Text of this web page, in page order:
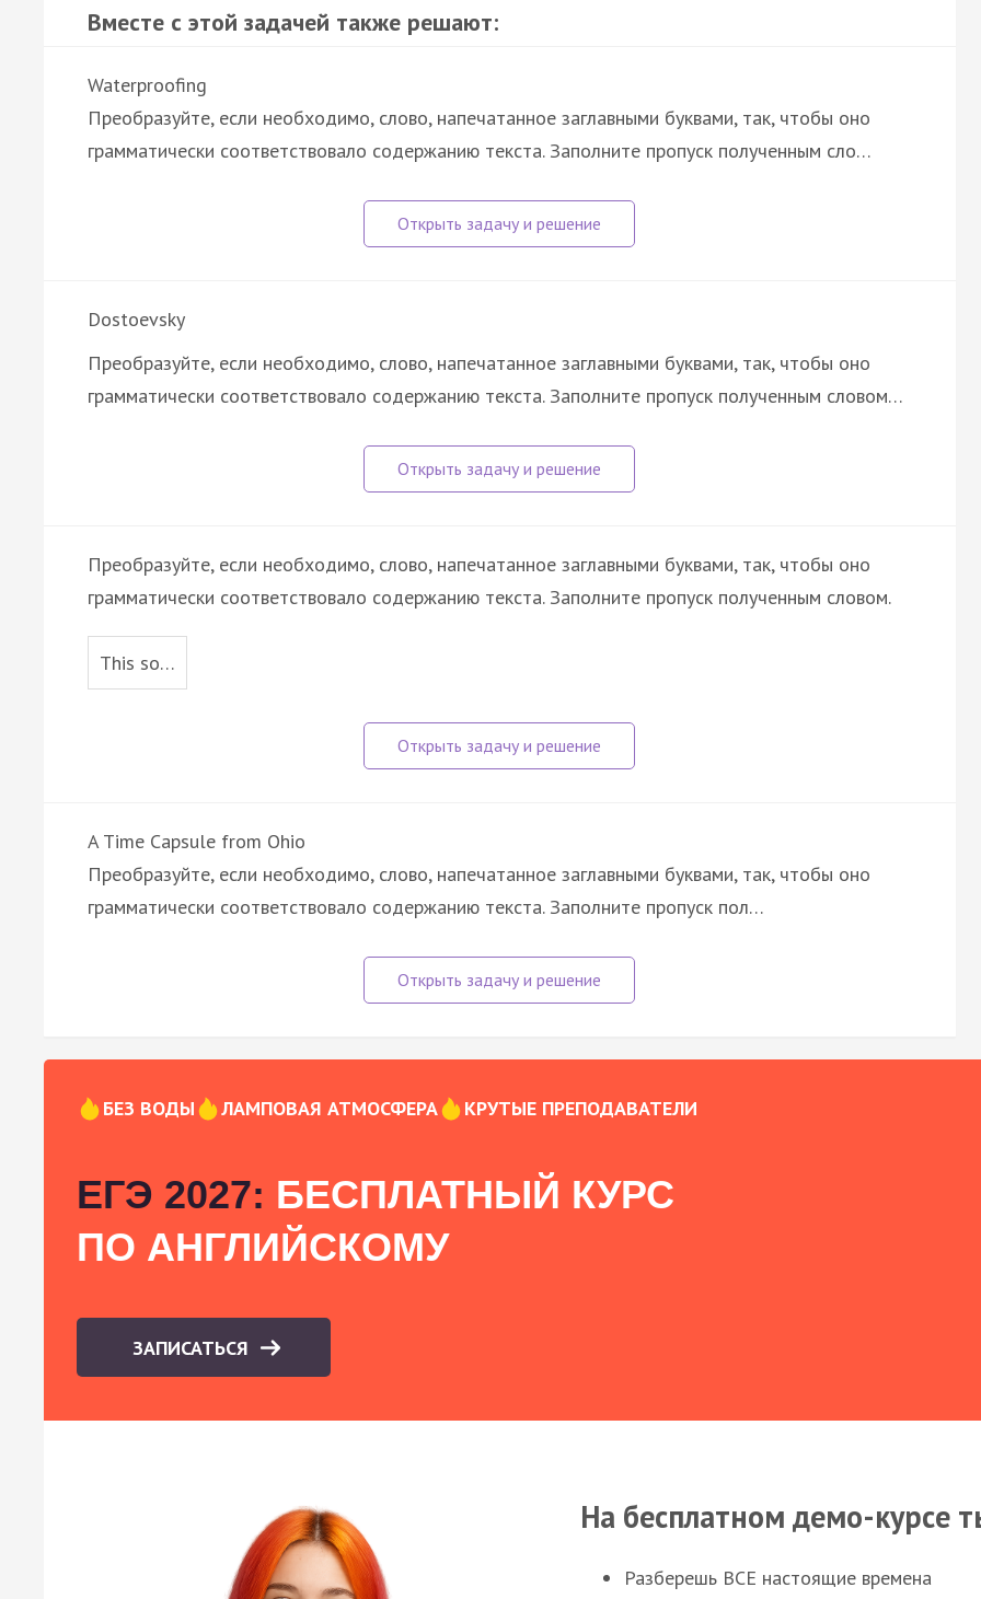
Вместе с этой задачей также решают:
Waterproofing
Преобразуйте, если необходимо, слово, напечатанное заглавными буквами, так, чтобы оно
грамматически соответствовало содержанию текста. Заполните пропуск полученным сло…
Dostoevsky
Преобразуйте, если необходимо, слово, напечатанное заглавными буквами, так, чтобы оно
грамматически соответствовало содержанию текста. Заполните пропуск полученным словом…
Преобразуйте, если необходимо, слово, напечатанное заглавными буквами, так, чтобы оно
грамматически соответствовало содержанию текста. Заполните пропуск полученным словом.
This so…
A Time Capsule from Ohio
Преобразуйте, если необходимо, слово, напечатанное заглавными буквами, так, чтобы оно
грамматически соответствовало содержанию текста. Заполните пропуск пол…
БЕЗ ВОДЫ ЛАМПОВАЯ АТМОСФЕРА КРУТЫЕ ПРЕПОДАВАТЕЛИ
ЕГЭ 2027: БЕСПЛАТНЫЙ КУРС
ПО АНГЛИЙСКОМУ
ЗАПИСАТЬСЯ
На бесплатном демо-курсе
Разберешь ВСЕ настоящие времена